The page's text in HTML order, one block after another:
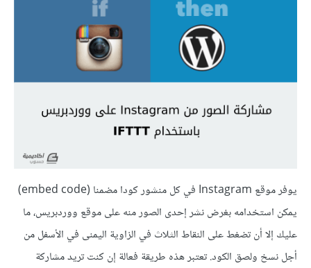
يوفر موقع Instagram في كل منشور كودا مضمنا (embed code)
يمكن استخدامه بغرض نشر إحدى الصور منه على موقع ووردبريس، ما
عليك إلا أن تضغط على النقاط الثلاث في الزاوية اليمنى في الأسفل من
أجل نسخ ولصق الكود. تعتبر هذه طريقة فعالة إن كنت تريد مشاركة